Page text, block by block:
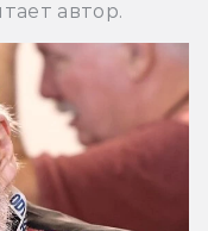
автор.